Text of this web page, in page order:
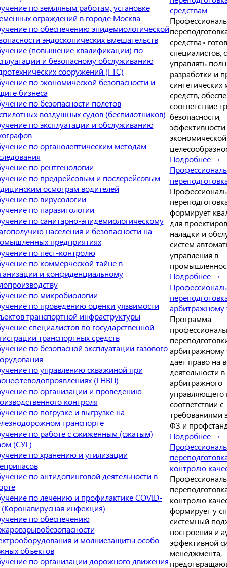
по земляным работам, установке
ограждений в городе Москва
по обеспечению эпидемиологической
эндоскопических вмешательств
(повышение квалификации) по
и безопасному обслуживанию
сооружений (ГТС)
по экономической безопасности и
бизнеса
по безопасности полетов
воздушных судов (беспилотников)
по эксплуатации и обслуживанию
по органолептическим методам
по рентгенологии
по предрейсовым и послерейсовым
осмотрам водителей
по вирусологии
по паразитологии
по санитарно-эпидемиологическому
населения и безопасности на
предприятиях
по пест-контролю
по коммерческой тайне в
и конфиденциальному
по микробиологии
по проведению оценки уязвимости
транспортной инфраструктуры
специалистов по государственной
транспортных средств
по безопасной эксплуатации газового
по управлению скважиной при
(ГНВП)
по организации и проведению
контроля
по погрузке и выгрузке на
транспорте
по работе с сжиженным (сжатым)
(СУГ)
по хранению и утилизации
по антидопинговой деятельности в
по лечению и профилактике COVID-
инфекция)
по обеспечению
и молниезащиты особо
объектов
по организации дорожного движения
средствам
средства»
специалистов,
управлять
разработки и
средств,
соответствие
безопасности,
экономической
Подробнее →
формирует
для
наладки и
систем
управления в
Подробнее →
арбитражному
Программа
арбитражному
дает право на
деятельности в
арбитражного
управляющего
соответствии с
ФЗ и
Подробнее →
контролю
контролю
формирует у
системный
построения и
эффективной
менеджмента,